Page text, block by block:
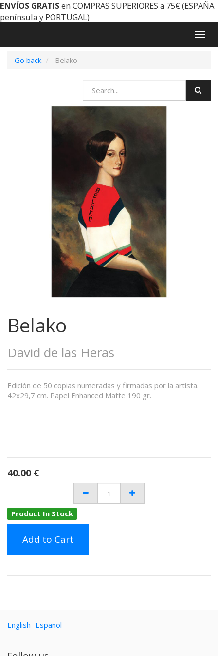
ENVÍOS GRATISen COMPRAS SUPERIORES a 75€ (ESPAÑA
península y PORTUGAL)
Go back
Belako
Belako
David de las Heras
Edición de 50 copias numeradas y firmadas por la artista.
42x29,7 cm. Papel Enhanced Matte 190 gr.
40.00 €
Product In Stock
Add to Cart
English Español